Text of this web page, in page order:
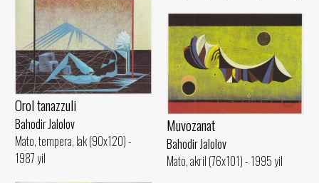
Orol tanazzuli
Bahodir Jalolov
Mato, tempera, lak (90x120) -
1987 yil
Muvozanat
Bahodir Jalolov
Mato, akril (76x101) - 1995 yil